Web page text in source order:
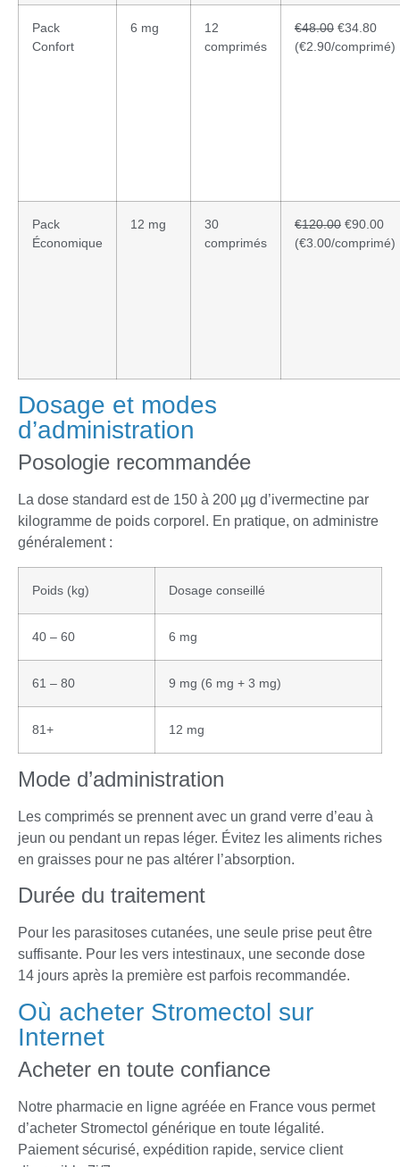
Pack
Confort
6 mg
12
comprimés
€48.00 €34.80
(€2.90/comprimé)
Pack
Économique
12 mg
30
comprimés
€120.00 €90.00
(€3.00/comprimé)
Dosage et modes
d’administration
Posologie recommandée
La dose standard est de 150 à 200 µg d’ivermectine par
kilogramme de poids corporel. En pratique, on administre
généralement :
Poids (kg) Dosage conseillé
40 – 60 6 mg
61 – 80 9 mg (6 mg + 3 mg)
81+ 12 mg
Mode d’administration
Les comprimés se prennent avec un grand verre d’eau à
jeun ou pendant un repas léger. Évitez les aliments riches
en graisses pour ne pas altérer l’absorption.
Durée du traitement
Pour les parasitoses cutanées, une seule prise peut être
suffisante. Pour les vers intestinaux, une seconde dose
14 jours après la première est parfois recommandée.
Où acheter Stromectol sur
Internet
Acheter en toute confiance
Notre pharmacie en ligne agréée en France vous permet
d’acheter Stromectol générique en toute légalité.
Paiement sécurisé, expédition rapide, service client